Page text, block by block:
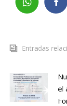
Entradas
el